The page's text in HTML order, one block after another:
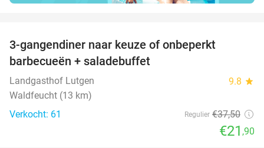
3-gangendiner naar keuze of onbeperkt
barbecueën + saladebuffet
Landgasthof Lutgen 9.8 star
Waldfeucht (13 km)
Verkocht: 61
Regulier €37,50
€21 ,90